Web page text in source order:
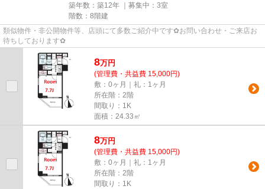
築年数：築12年 ｜募集中： 3室
階数：8階建
類似物件・非公開物件等、店頭にて多数ご紹介中です✿お問い合わせ・ご来店お
待ちしております✿
8万円
(管理費・共益費 15,000円)
敷：0ヶ月｜礼：1ヶ月
所在階：2階
間取り：1K
面積：24.33㎡
8万円
(管理費・共益費 15,000円)
敷：0ヶ月｜礼：1ヶ月
所在階：2階
間取り：1K